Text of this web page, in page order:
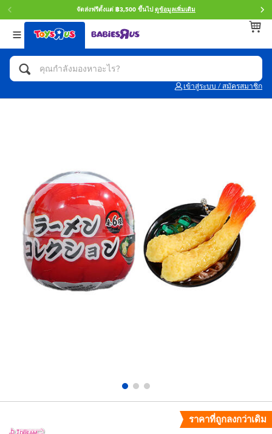
จัดส่งฟรีตั้งแต่ ฿3,500 ขึ้นไป ดูข้อมูลเพิ่มเติม
เข้าสู่ระบบ / สมัครสมาชิก
กลับ
หมวดหมู่
แอคชั่นฟิกเกอร์ และการสวมบทบาทเป็นฮีโร่
และรีโมทบังคับ
กิจกรรมและงานคราฟท์
ตุ๊กตาและของสะสม
อุปกรณ์อิเล็คทรอนิกส์
กิจกรรมกลางแจ้งและกีฬา
กลับ
แบรนด์
Toy Story ทอย สตอรี่
LEGOเลโก้
Blokees บล็อคคีส์
Zuru ซูรู
X-Shot
กลับ
Age
0~2 ปี
8~11 ปี
12~14 ปี
14+ ปี
ราคาที่ถูกลงกว่าเดิม